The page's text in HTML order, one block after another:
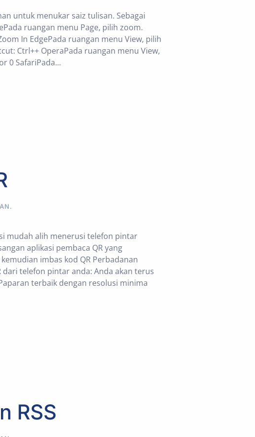
untuk menukar saiz tulisan. Sebagai
ruangan menu Page, pilih zoom.
In EdgePada ruangan menu View, pilih
Ctrl++ OperaPada ruangan menu View,
0 SafariPada...
.
mudah alih menerusi telefon pintar
aplikasi pembaca QR yang
imbas kod QR Perbadanan
telefon pintar anda: Anda akan terus
terbaik dengan resolusi minima
RSS